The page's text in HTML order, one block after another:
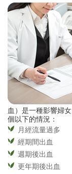
血）是一種影響婦
個以下的情況：
月經流量過多
經期間出血
週期後出血
更年期後出血